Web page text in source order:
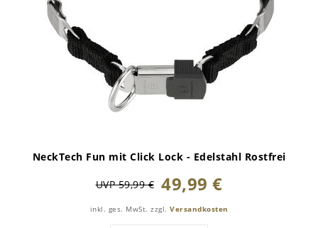
NeckTech Fun mit Click Lock - Edelstahl Rostfrei
UVP 59,99 € 49,99 €
inkl. ges. MwSt. zzgl. Versandkosten